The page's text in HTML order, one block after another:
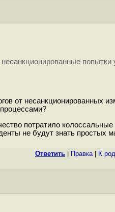
от несанкционированных
потратило
не будут знать простых
Ответить Правка| К